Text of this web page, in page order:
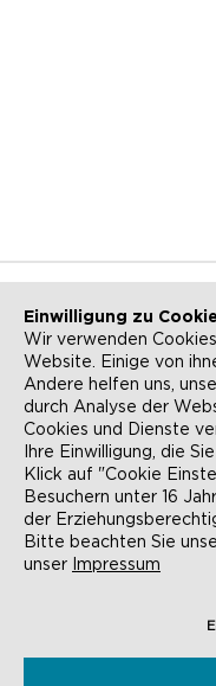
NEWSLETTER
ANFAHRT
SUCHE
DATENSCHUTZ
COOKIE-EINSTELLUNGEN
Einwilligung zu
Wir verwenden
Website. Einige von
Andere helfen uns,
durch Analyse der
Cookies und Dienste
Ihre Einwilligung, die
Klick auf "Cookie
Besuchern unter 16
der
Bitte beachten Sie
unser Impressum